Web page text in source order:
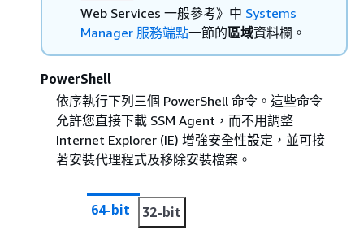
Web Services 一般參考》 中 Systems
Manager 服務端點一節的區域資料欄。
PowerShell
依序執行下列三個 PowerShell 命令。這些命令
允許您直接下載 SSM Agent，而不用調整
Internet Explorer (IE) 增強安全性設定，並可接
著安裝代理程式及移除安裝檔案。
64-bit 32-bit